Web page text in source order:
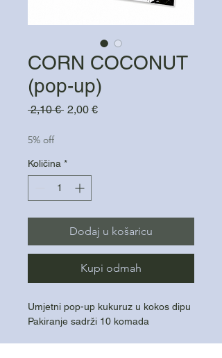
CORN COCONUT
(pop-up)
2,10 € Redovna
2,00 €Cijena
5% off
Količina *
Dodaj u košaricu
Kupi odmah
Umjetni pop-up kukuruz u kokos dipu
Pakiranje sadrži 10 komada